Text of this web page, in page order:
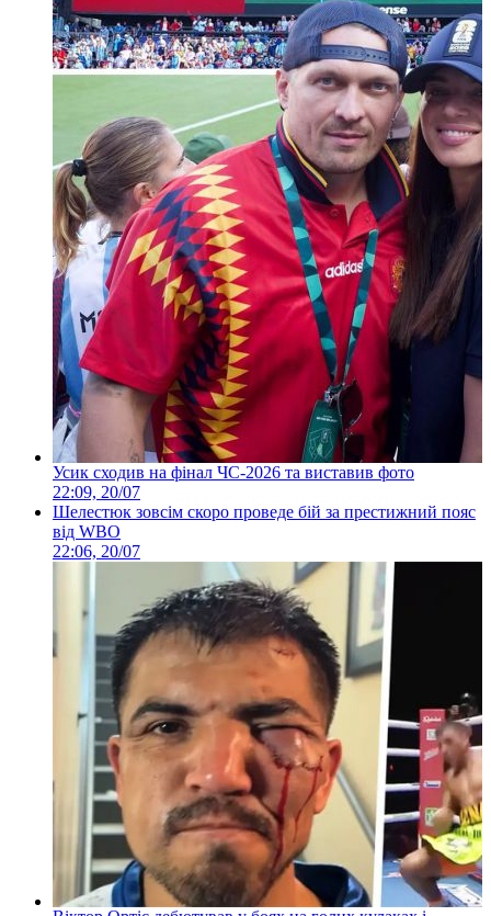
Усик сходив на фінал ЧС-2026 та виставив фото
22:09, 20/07
Шелестюк зовсім скоро проведе бій за престижний пояс
від WBO
22:06, 20/07